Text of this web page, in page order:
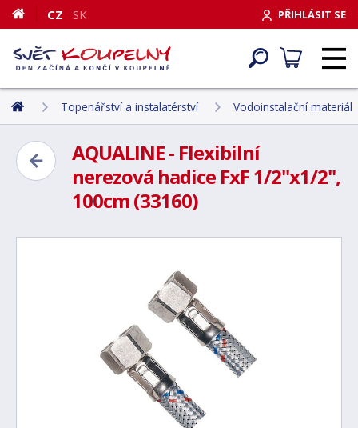
PŘIHLÁSIT SE
CZ SK
Topenářství a instalatérství Vodoinstalační materiál
AQUALINE - Flexibilní
nerezová hadice FxF 1/2"x1/2",
100cm (33160)